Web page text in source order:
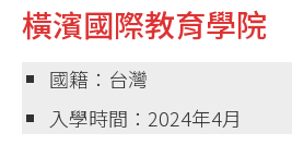
橫濱國際教育學院
國籍：台灣
入學時間：2024年4月